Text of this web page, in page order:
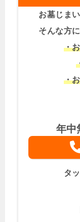
お墓じま
そんな方
・
・
年中
タ